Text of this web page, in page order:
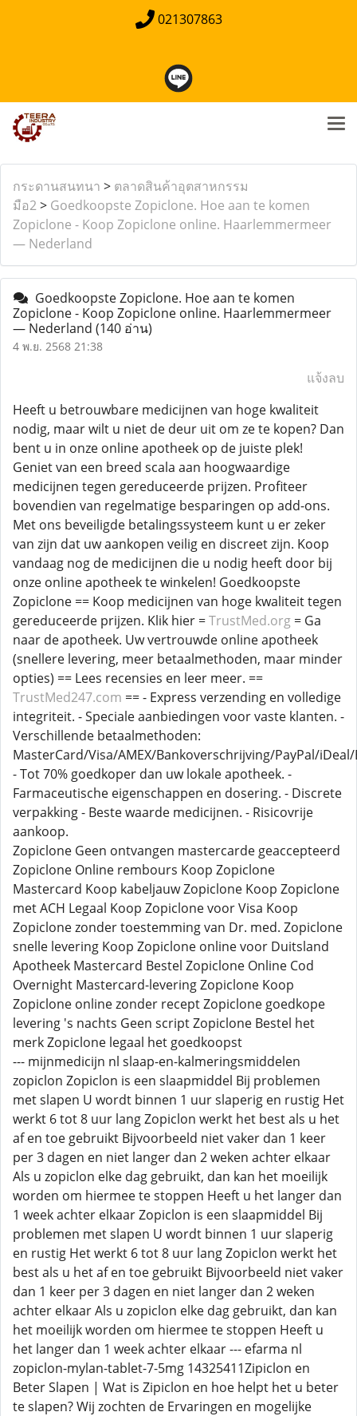
021307863
กระดานสนทนา > ตลาดสินค้าอุตสาหกรรม
มือ2> Goedkoopste Zopiclone. Hoe aan te komen
Zopiclone - Koop Zopiclone online. Haarlemmermeer
— Nederland
Goedkoopste Zopiclone. Hoe aan te komen
Zopiclone - Koop Zopiclone online. Haarlemmermeer
— Nederland (140 อ่าน)
4 พ.ย. 2568 21:38
แจ้งลบ
Heeft u betrouwbare medicijnen van hoge kwaliteit
nodig, maar wilt u niet de deur uit om ze te kopen? Dan
bent u in onze online apotheek op de juiste plek!
Geniet van een breed scala aan hoogwaardige
medicijnen tegen gereduceerde prijzen. Profiteer
bovendien van regelmatige besparingen op add-ons.
Met ons beveiligde betalingssysteem kunt u er zeker
van zijn dat uw aankopen veilig en discreet zijn. Koop
vandaag nog de medicijnen die u nodig heeft door bij
onze online apotheek te winkelen! Goedkoopste
Zopiclone == Koop medicijnen van hoge kwaliteit tegen
gereduceerde prijzen. Klik hier =TrustMed.org = Ga
naar de apotheek. Uw vertrouwde online apotheek
(snellere levering, meer betaalmethoden, maar minder
opties) == Lees recensies en leer meer. ==
TrustMed247.com == - Express verzending en volledige
integriteit. - Speciale aanbiedingen voor vaste klanten. -
Verschillende betaalmethoden:
MasterCard/Visa/AMEX/Bankoverschrijving/PayPal/
- Tot 70% goedkoper dan uw lokale apotheek. -
Farmaceutische eigenschappen en dosering. - Discrete
verpakking - Beste waarde medicijnen. - Risicovrije
aankoop.
Zopiclone Geen ontvangen mastercarde geaccepteerd
Zopiclone Online rembours Koop Zopiclone
Mastercard Koop kabeljauw Zopiclone Koop Zopiclone
met ACH Legaal Koop Zopiclone voor Visa Koop
Zopiclone zonder toestemming van Dr. med. Zopiclone
snelle levering Koop Zopiclone online voor Duitsland
Apotheek Mastercard Bestel Zopiclone Online Cod
Overnight Mastercard-levering Zopiclone Koop
Zopiclone online zonder recept Zopiclone goedkope
levering 's nachts Geen script Zopiclone Bestel het
merk Zopiclone legaal het goedkoopst
--- mijnmedicijn nl slaap-en-kalmeringsmiddelen
zopiclon Zopiclon is een slaapmiddel Bij problemen
met slapen U wordt binnen 1 uur slaperig en rustig Het
werkt 6 tot 8 uur lang Zopiclon werkt het best als u het
af en toe gebruikt Bijvoorbeeld niet vaker dan 1 keer
per 3 dagen en niet langer dan 2 weken achter elkaar
Als u zopiclon elke dag gebruikt, dan kan het moeilijk
worden om hiermee te stoppen Heeft u het langer dan
1 week achter elkaar Zopiclon is een slaapmiddel Bij
problemen met slapen U wordt binnen 1 uur slaperig
en rustig Het werkt 6 tot 8 uur lang Zopiclon werkt het
best als u het af en toe gebruikt Bijvoorbeeld niet vaker
dan 1 keer per 3 dagen en niet langer dan 2 weken
achter elkaar Als u zopiclon elke dag gebruikt, dan kan
het moeilijk worden om hiermee te stoppen Heeft u
het langer dan 1 week achter elkaar --- efarma nl
zopiclon-mylan-tablet-7-5mg 14325411Zipiclon en
Beter Slapen | Wat is Zipiclon en hoe helpt het u beter
te slapen? Wij zochten de Ervaringen en mogelijke